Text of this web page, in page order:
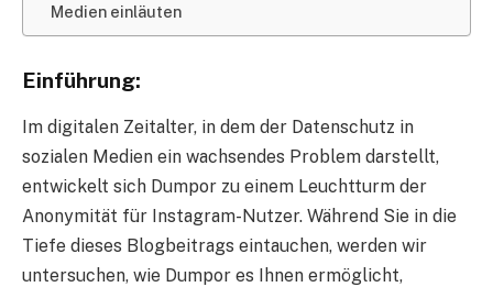
Medien einläuten
Einführung:
Im digitalen Zeitalter, in dem der Datenschutz in
sozialen Medien ein wachsendes Problem darstellt,
entwickelt sich Dumpor zu einem Leuchtturm der
Anonymität für Instagram-Nutzer. Während Sie in die
Tiefe dieses Blogbeitrags eintauchen, werden wir
untersuchen, wie Dumpor es Ihnen ermöglicht,